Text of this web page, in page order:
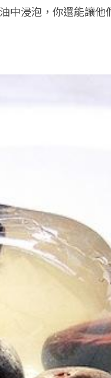
中浸泡，你還能讓